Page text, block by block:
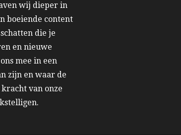
wij dieper in
boeiende content
die je
en nieuwe
mee in een
zijn en waar de
van onze